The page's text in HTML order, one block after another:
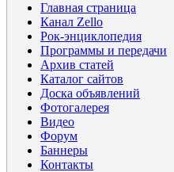
Главная страница
Канал Zello
Рок-энциклопедия
Программы и передачи
Архив статей
Каталог сайтов
Доска объявлений
Фотогалерея
Видео
Форум
Баннеры
Контакты